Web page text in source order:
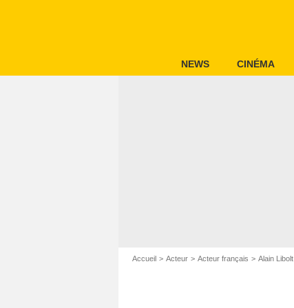
NEWS CINÉMA
Accueil Acteur Acteur français Alain Libolt